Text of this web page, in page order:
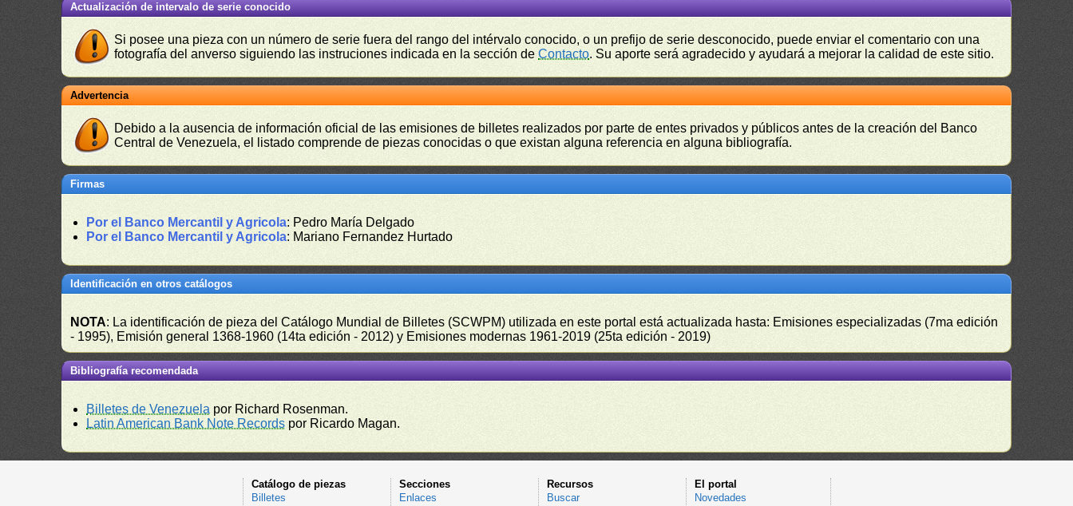
Actualización de intervalo de serie conocido
Si posee una pieza con un número de serie fuera del rango del intérvalo conocido, o un prefijo de serie desconocido, puede enviar el comentario con una
fotografía del anverso siguiendo las instruciones indicada en la sección deContacto. Su aporte será agradecido y ayudará a mejorar la calidad de este sitio.
Advertencia
Debido a la ausencia de información oficial de las emisiones de billetes realizados por parte de entes privados y públicos antes de la creación del Banco
Central de Venezuela, el listado comprende de piezas conocidas o que existan alguna referencia en alguna bibliografía.
Firmas
Por el Banco Mercantil y Agricola: Pedro María Delgado
Por el Banco Mercantil y Agricola: Mariano Fernandez Hurtado
Identificación en otros catálogos
NOTA: La identificación de pieza del Catálogo Mundial de Billetes (SCWPM) utilizada en este portal está actualizada hasta: Emisiones especializadas (7ma edición
- 1995), Emisión general 1368-1960 (14ta edición - 2012) y Emisiones modernas 1961-2019 (25ta edición - 2019)
Bibliografía recomendada
Billetes de Venezuela por Richard Rosenman.
Latin American Bank Note Records por Ricardo Magan.
Catálogo de piezas
Billetes
Secciones
Enlaces
Recursos
Buscar
El portal
Novedades